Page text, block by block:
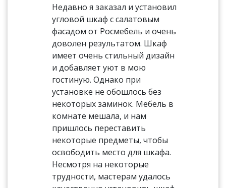
Недавно я заказал и установил
угловой шкаф с салатовым
фасадом от Росмебель и очень
доволен результатом. Шкаф
имеет очень стильный дизайн
и добавляет уют в мою
гостиную. Однако при
установке не обошлось без
некоторых заминок. Мебель в
комнате мешала, и нам
пришлось переставить
некоторые предметы, чтобы
освободить место для шкафа.
Несмотря на некоторые
трудности, мастерам удалось